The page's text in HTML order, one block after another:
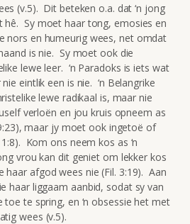
(v.5). Dit beteken o.a. dat ‘n jong
hê. Sy moet haar tong, emosies en
nors en humeurig wees, net omdat
is nie. Sy moet ook die
lewe leer. ‘n Paradoks is iets wat
eintlik een is nie. ‘n Belangrike
lewe radikaal is, maar nie
verloën en jou kruis opneem as
maar jy moet ook ingetoë of
Kom ons neem kos as ‘n
vrou kan dit geniet om lekker kos
afgod wees nie (Fil. 3:19). Aan
haar liggaam aanbid, sodat sy van
toe te spring, en ‘n obsessie het met
wees (v.5).